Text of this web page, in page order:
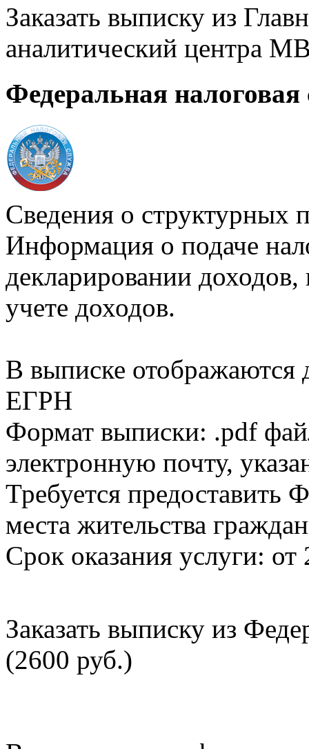
Заказать выписку из
аналитический центра
Федеральная налоговая
Сведения о структурных
Информация о подаче
декларировании доходов,
учете доходов.
В выписке
ЕГРН
Формат выписки: .pdf
электронную почту,
Требуется
места жительства
Срок оказания услуги: от
Заказать выписку из
(2600 руб.)